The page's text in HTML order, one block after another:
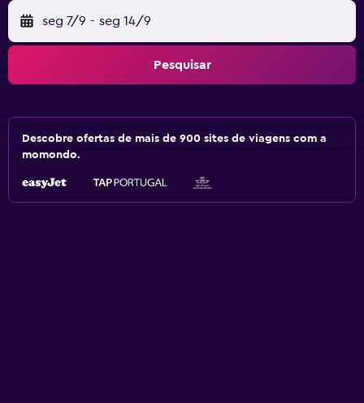
seg 7/9 - seg 14/9
Pesquisar
Descobre ofertas de mais de 900 sites de viagens com a
momondo.